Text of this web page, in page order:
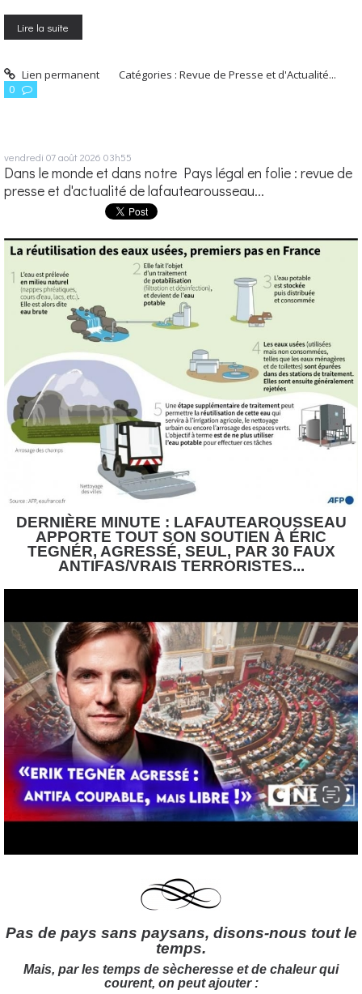
Lire la suite
Lien permanent Catégories :Revue de Presse et d'Actualité...
0
vendredi 07août 2026 03h55
Dans le monde et dans notre Pays légal en folie : revue de
presse et d'actualité de lafautearousseau...
DERNIÈRE MINUTE : LAFAUTEAROUSSEAU
APPORTE TOUT SON SOUTIEN À ÉRIC
TEGNÉR, AGRESSÉ, SEUL, PAR 30 FAUX
ANTIFAS/VRAIS TERRORISTES...
Pas de pays sans paysans, disons-nous tout le
temps.
Mais, par les temps de sècheresse et de chaleur qui
courent, on peut ajouter :